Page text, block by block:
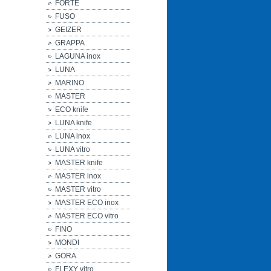
FORTE
FUSO
GEIZER
GRAPPA
LAGUNA inox
LUNA
MARINO
MASTER
ECO knife
LUNA knife
LUNA inox
LUNA vitro
MASTER knife
MASTER inox
MASTER vitro
MASTER ECO inox
MASTER ECO vitro
FINO
MONDI
GORA
FLEXY vitro